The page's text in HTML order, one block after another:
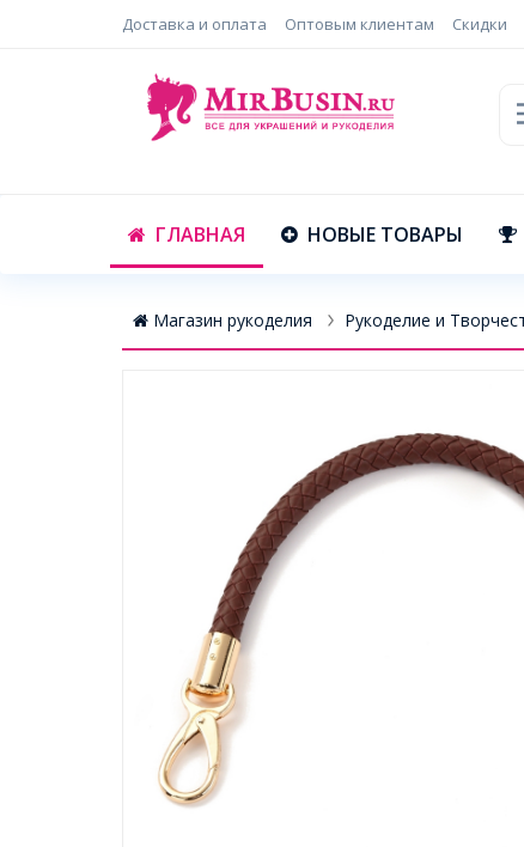
Доставка и оплата Оптовым клиентам Скидки
ГЛАВНАЯ НОВЫЕ ТОВАРЫ
Магазин рукоделия Рукоделие и